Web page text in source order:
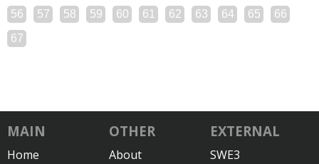
56
57 58 59 60 61 62 63 64 65
66
67
MAIN
Home
OTHER
About
EXTERNAL
SWE3